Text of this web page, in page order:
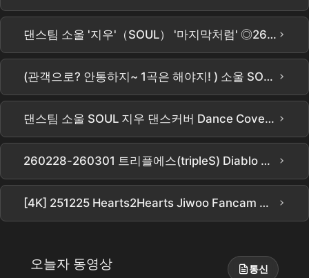
댄스팀 소울 '지우'（SOUL） '마지막처럼' ◎260710 송내로데오 퇴근길음악회 피벗캠 by Raon ›
(관객으로? 안통하지~ 1곡은 해야지! ) 소울 SOUL [지우] - Mantra [250427 홍대버스킹] ›
댄스팀 소울 SOUL 지우 댄스커버 Dance Cover 직캠 FANCAM /Do ›
260228-260301 트리플에스(tripleS) Diablo 이지우(JIWOO) My Secret New Zone in Taipei ›
[4K] 251225 Hearts2Hearts Jiwoo Fancam 하츠투하츠 지우 'FOCUS + DIRTY WORK’ 직캠 @ 2025 SBS GAYO DAEJEON ›
오늘자 동영상 통신